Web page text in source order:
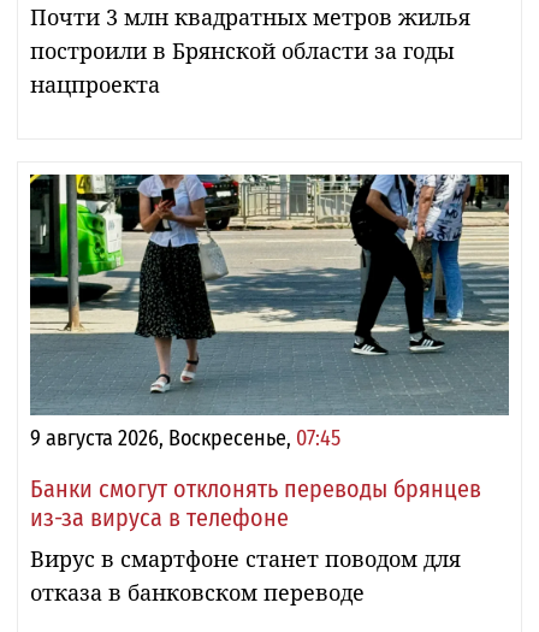
Почти 3 млн квадратных метров жилья
построили в Брянской области за годы
нацпроекта
9 августа 2026, Воскресенье, 07:45
Банки смогут отклонять переводы брянцев
из-за вируса в телефоне
Вирус в смартфоне станет поводом для
отказа в банковском переводе